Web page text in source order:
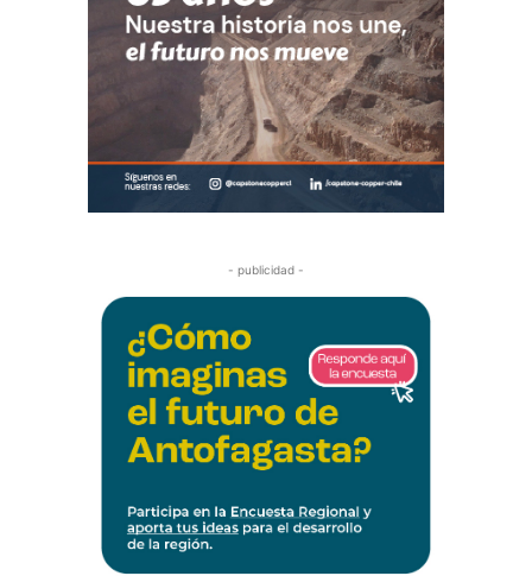
- publicidad -